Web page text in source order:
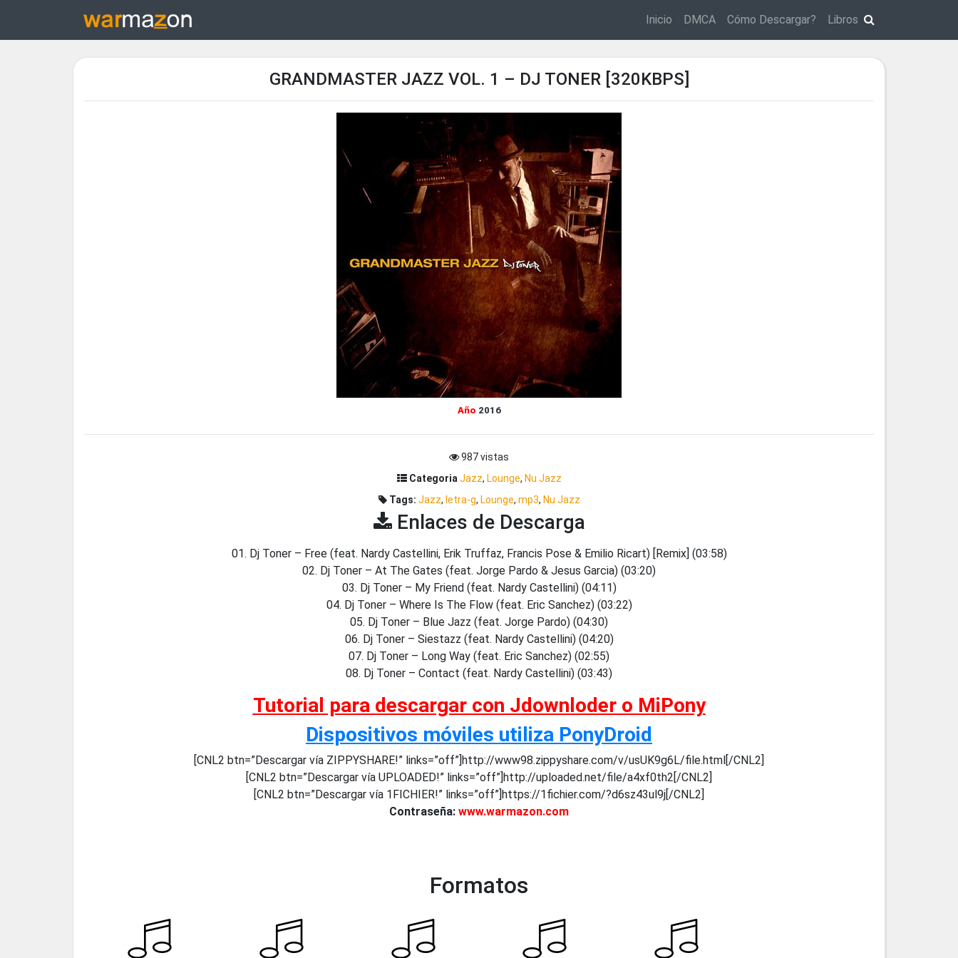
Inicio DMCA Cómo Descargar? Libros
GRANDMASTER JAZZ VOL. 1 – DJ TONER [320KBPS]
Año 2016
987 vistas
Categoria Jazz, Lounge, Nu Jazz
Tags: Jazz, letra-g, Lounge, mp3, Nu Jazz
Enlaces de Descarga
01. Dj Toner – Free (feat. Nardy Castellini, Erik Truffaz, Francis Pose & Emilio Ricart) [Remix] (03:58)
02. Dj Toner – At The Gates (feat. Jorge Pardo & Jesus Garcia) (03:20)
03. Dj Toner – My Friend (feat. Nardy Castellini) (04:11)
04. Dj Toner – Where Is The Flow (feat. Eric Sanchez) (03:22)
05. Dj Toner – Blue Jazz (feat. Jorge Pardo) (04:30)
06. Dj Toner – Siestazz (feat. Nardy Castellini) (04:20)
07. Dj Toner – Long Way (feat. Eric Sanchez) (02:55)
08. Dj Toner – Contact (feat. Nardy Castellini) (03:43)
Tutorial para descargar con Jdownloder o MiPony
Dispositivos móviles utiliza PonyDroid
[CNL2 btn=”Descargar vía ZIPPYSHARE!” links=”off”]http://www98.zippyshare.com/v/usUK9g6L/file.html[/CNL2]
[CNL2 btn=”Descargar vía UPLOADED!” links=”off”]http://uploaded.net/file/a4xf0th2[/CNL2]
[CNL2 btn=”Descargar vía 1FICHIER!” links=”off”]https://1fichier.com/?d6sz43ul9j[/CNL2]
Contraseña: www.warmazon.com
Formatos